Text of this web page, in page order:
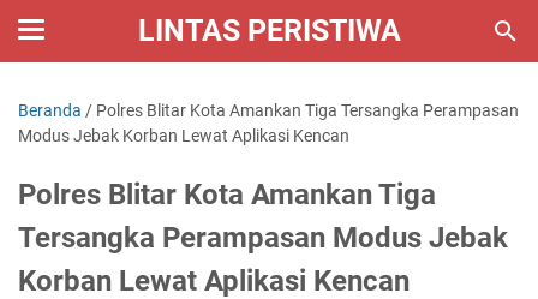
LINTAS PERISTIWA
Beranda / Polres Blitar Kota Amankan Tiga Tersangka Perampasan
Modus Jebak Korban Lewat Aplikasi Kencan
Polres Blitar Kota Amankan Tiga
Tersangka Perampasan Modus Jebak
Korban Lewat Aplikasi Kencan